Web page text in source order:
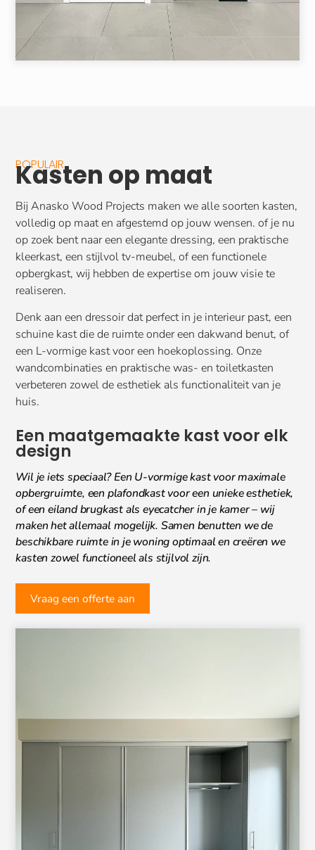
POPULAIR
Kasten op maat
Bij Anasko Wood Projects maken we alle soorten kasten,
volledig op maat en afgestemd op jouw wensen. of je nu
op zoek bent naar een elegante dressing, een praktische
kleerkast, een stijlvol tv-meubel, of een functionele
opbergkast, wij hebben de expertise om jouw visie te
realiseren.
Denk aan een dressoir dat perfect in je interieur past, een
schuine kast die de ruimte onder een dakwand benut, of
een L-vormige kast voor een hoekoplossing. Onze
wandcombinaties en praktische was- en toiletkasten
verbeteren zowel de esthetiek als functionaliteit van je
huis.
Een maatgemaakte kast voor elk
design
Wil je iets speciaal? Een U-vormige kast voor maximale
opbergruimte, een plafondkast voor een unieke esthetiek,
of een eiland brugkast als eyecatcher in je kamer – wij
maken het allemaal mogelijk. Samen benutten we de
beschikbare ruimte in je woning optimaal en creëren we
kasten zowel functioneel als stijlvol zijn.
Vraag een offerte aan